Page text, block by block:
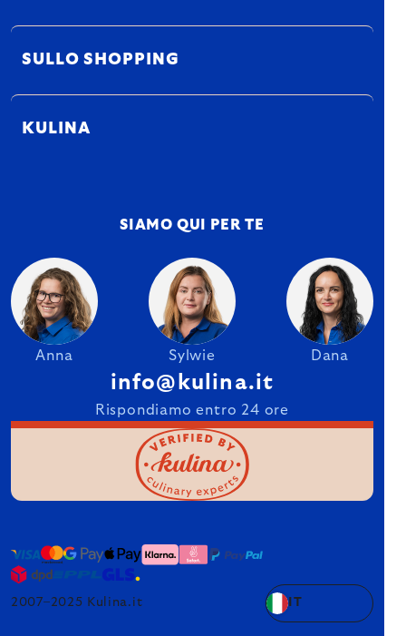
SULLO SHOPPING
KULINA
SIAMO QUI PER TE
Anna Sylwie Dana
info@kulina.it
Rispondiamo entro 24 ore
2007–2025 Kulina.it IT